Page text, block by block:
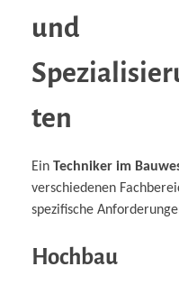
und
ten
Ein Techniker im
verschiedenen
spezifische
Hochbau